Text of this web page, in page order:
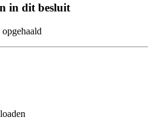
in dit besluit